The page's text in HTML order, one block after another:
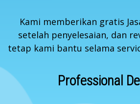
Kami memberikan gratis
setelah penyelesaian, dan
tetap kami bantu selama
Professional